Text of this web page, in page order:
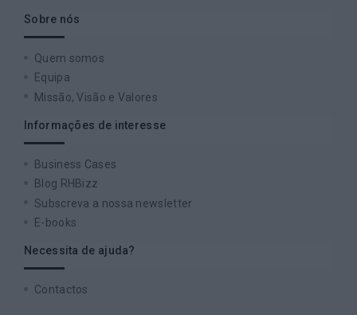
Sobre nós
Quem somos
Equipa
Missão, Visão e Valores
Informações de interesse
Business Cases
Blog RHBizz
Subscreva a nossa newsletter
E-books
Necessita de ajuda?
Contactos